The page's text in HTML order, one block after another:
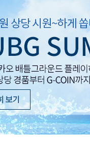
아키에이지 워
아레스 : 라이
모바일게임
우마무스메 프
SMiniz